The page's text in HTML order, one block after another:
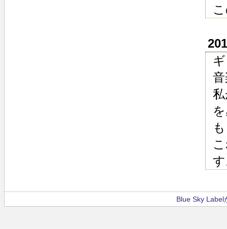
Blue Sky Label